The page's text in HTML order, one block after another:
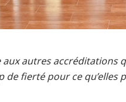
aux autres
de fierté pour ce